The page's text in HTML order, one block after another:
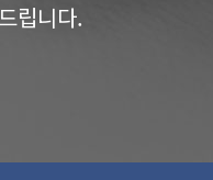
립니다.